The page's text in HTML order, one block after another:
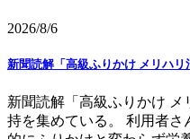
2026/8/6
新聞読解「高級ふりかけ メリハリ
新聞読解「高級ふりかけ
持を集めている。 利用者